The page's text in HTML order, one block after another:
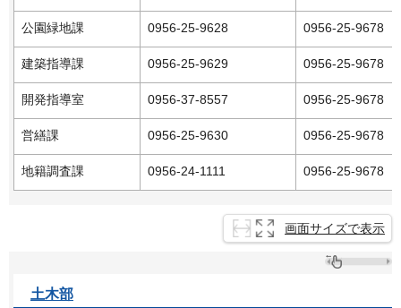
公園緑地課 0956-25-9628 0956-25-9678
建築指導課 0956-25-9629 0956-25-9678
開発指導室 0956-37-8557 0956-25-9678
営繕課 0956-25-9630 0956-25-9678
地籍調査課 0956-24-1111 0956-25-9678
画面サイズで表示
土木部